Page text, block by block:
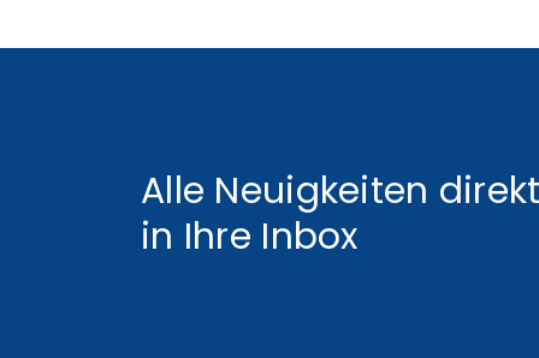
Alle Neuigkeiten direkt
in Ihre Inbox